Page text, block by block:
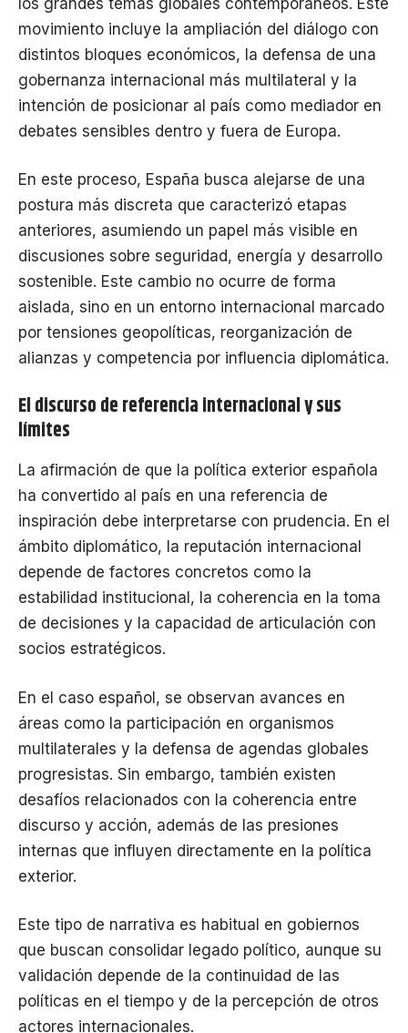
movimiento incluye la ampliación del diálogo con
distintos bloques económicos, la defensa de una
gobernanza internacional más multilateral y la
intención de posicionar al país como mediador en
debates sensibles dentro y fuera de Europa.
En este proceso, España busca alejarse de una
postura más discreta que caracterizó etapas
anteriores, asumiendo un papel más visible en
discusiones sobre seguridad, energía y desarrollo
sostenible. Este cambio no ocurre de forma
aislada, sino en un entorno internacional marcado
por tensiones geopolíticas, reorganización de
alianzas y competencia por influencia diplomática.
El discurso de referencia internacional y sus
límites
La afirmación de que la política exterior española
ha convertido al país en una referencia de
inspiración debe interpretarse con prudencia. En el
ámbito diplomático, la reputación internacional
depende de factores concretos como la
estabilidad institucional, la coherencia en la toma
de decisiones y la capacidad de articulación con
socios estratégicos.
En el caso español, se observan avances en
áreas como la participación en organismos
multilaterales y la defensa de agendas globales
progresistas. Sin embargo, también existen
desafíos relacionados con la coherencia entre
discurso y acción, además de las presiones
internas que influyen directamente en la política
exterior.
Este tipo de narrativa es habitual en gobiernos
que buscan consolidar legado político, aunque su
validación depende de la continuidad de las
políticas en el tiempo y de la percepción de otros
actores internacionales.